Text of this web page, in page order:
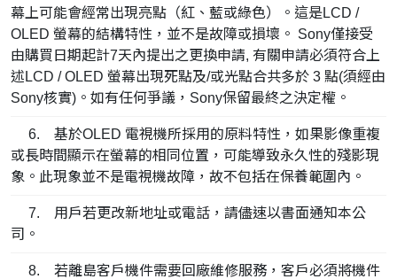
幕上可能會經常出現亮點（紅、藍或綠色）。這是LCD /
OLED 螢幕的結構特性，並不是故障或損壞。 Sony僅接受
由購買日期起計7天內提出之更換申請, 有關申請必須符合上
述LCD / OLED 螢幕出現死點及/或光點合共多於 3 點(須經由
Sony核實)。如有任何爭議，Sony保留最終之決定權。
6. 基於OLED 電視機所採用的原料特性，如果影像重複
或長時間顯示在螢幕的相同位置，可能導致永久性的殘影現
象。此現象並不是電視機故障，故不包括在保養範圍內。
7. 用戶若更改新地址或電話，請儘速以書面通知本公
司。
8. 若離島客戶機件需要回廠維修服務，客戶必須將機件